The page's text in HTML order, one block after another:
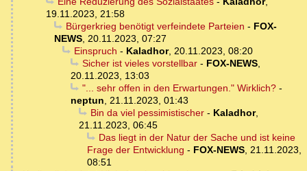
19.11.2023, 21:58
Bürgerkrieg benötigt verfeindete Parteien - FOX-
NEWS, 20.11.2023, 07:27
Einspruch - Kaladhor, 20.11.2023, 08:20
Sicher ist vieles vorstellbar- FOX-NEWS,
20.11.2023, 13:03
"... sehr offen in den Erwartungen." Wirklich?-
neptun, 21.11.2023, 01:43
Bin da viel pessimistischer- Kaladhor,
21.11.2023, 06:45
Das liegt in der Natur der Sache und ist keine
Frage der Entwicklung - FOX-NEWS, 21.11.2023,
08:51